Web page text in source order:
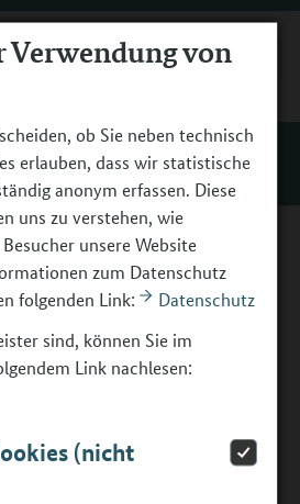
Verwendung von
ob Sie neben technisch
erlauben, dass wir statistische
anonym erfassen. Diese
uns zu verstehen, wie
unsere Website
zum Datenschutz
folgenden Link:
Datenschutz
sind, können Sie im
Link nachlesen:
(nicht
MENÜ
zur
zu beachten? Hier erhalten
Rechtsgrundlagen und den Link